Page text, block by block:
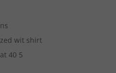
wit shirt
40 5